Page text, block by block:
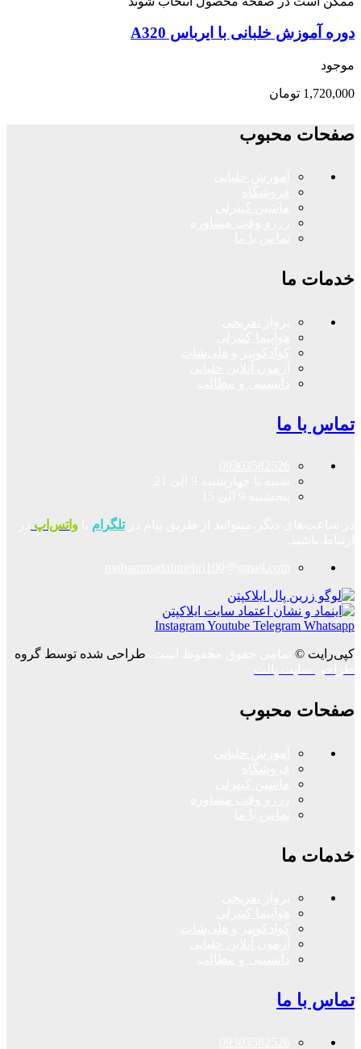
دوره آموزش خلبانی با ایرباس A320
موجود
1,720,000 تومان
صفحات محبوب
خدمات ما
تماس با ما
در ساعت‌های دیگر،میتوانید از طریق پیام درتلگرام واتس‌اپ
InstagramYoutube Telegram Whatsapp
کپی‌رایت ©
طراحی شده توسط گروه
صفحات محبوب
خدمات ما
تماس با ما